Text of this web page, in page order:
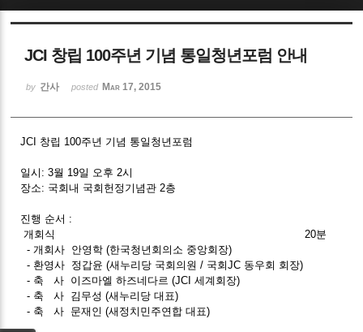
JCI 창립 100주년 기념 통일청년포럼 안내
by 간사 posted Mar 17, 2015
JCI 창립 100주년 기념 통일청년포럼
일시: 3월 19일 오후 2시
장소: 국회내 국회헌정기념관 2층
진행 순서 :
개회식 20분
- 개회사 안영학 (한국청년회의소 중앙회장)
- 환영사 정갑윤 (새누리당 국회의원 / 국회JC 동우회 회장)
- 축 사 이즈마엘 하즈네다르 (JCI 세계회장)
- 축 사 김무성 (새누리당 대표)
- 축 사 문재인 (새정치민주연합 대표)
Sketchbook5, 스케치북5
Sketchbook5, 스케치북5